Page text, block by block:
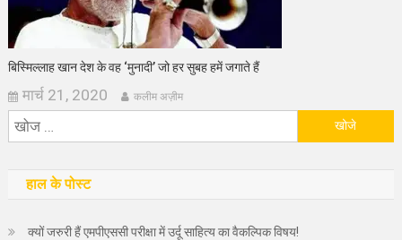
बिस्मिल्लाह खान देश के वह ‘मुनादी’ जो हर सुबह हमें जगाते हैं
मार्च 21, 2020 कलीम अज़ीम
हाल के पोस्ट
क्यों जरुरी हैं एमपीएससी परीक्षा में उर्दू साहित्य का वैकल्पिक विषय!